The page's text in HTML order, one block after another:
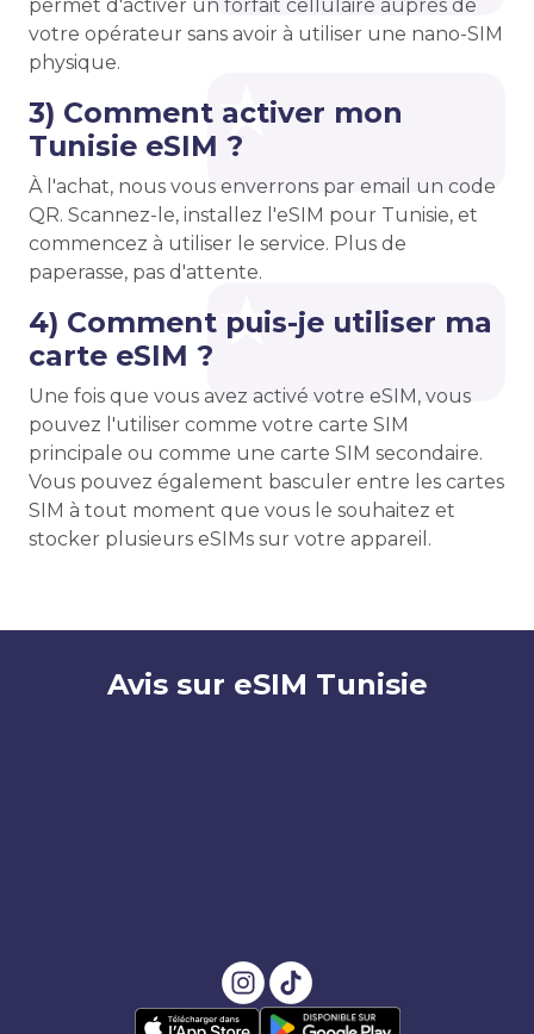
permet d'activer un forfait cellulaire auprès de
votre opérateur sans avoir à utiliser une nano-SIM
physique.
3) Comment activer mon
Tunisie eSIM ?
À l'achat, nous vous enverrons par email un code
QR. Scannez-le, installez l'eSIM pour Tunisie, et
commencez à utiliser le service. Plus de
paperasse, pas d'attente.
4) Comment puis-je utiliser ma
carte eSIM ?
Une fois que vous avez activé votre eSIM, vous
pouvez l'utiliser comme votre carte SIM
principale ou comme une carte SIM secondaire.
Vous pouvez également basculer entre les cartes
SIM à tout moment que vous le souhaitez et
stocker plusieurs eSIMs sur votre appareil.
Avis sur eSIM Tunisie